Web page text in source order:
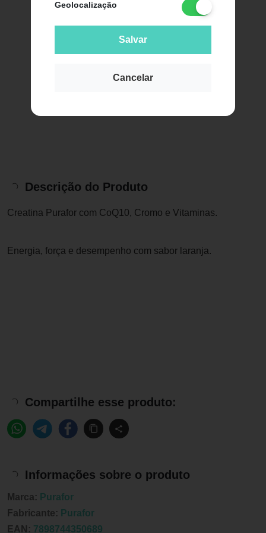
Geolocalização
Salvar
Cancelar
Descrição do Produto
Creatina Purafor com CoQ10, Cromo e Vitaminas.
Energia, força e desempenho com sabor laranja.
Compartilhe esse produto:
Informações sobre o produto
Marca: Purafor
Fabricante: Purafor
EAN: 7898744350689